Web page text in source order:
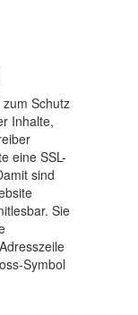
Schutz
Inhalte,
eine SSL-
sind
Sie
Symbol